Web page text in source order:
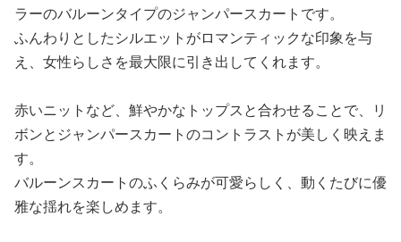
ラーのバルーンタイプのジャンパースカートです。
ふんわりとしたシルエットがロマンティックな印象を与
え、女性らしさを最大限に引き出してくれます。
赤いニットなど、鮮やかなトップスと合わせることで、リ
ボンとジャンパースカートのコントラストが美しく映えま
す。
バルーンスカートのふくらみが可愛らしく、動くたびに優
雅な揺れを楽しめます。